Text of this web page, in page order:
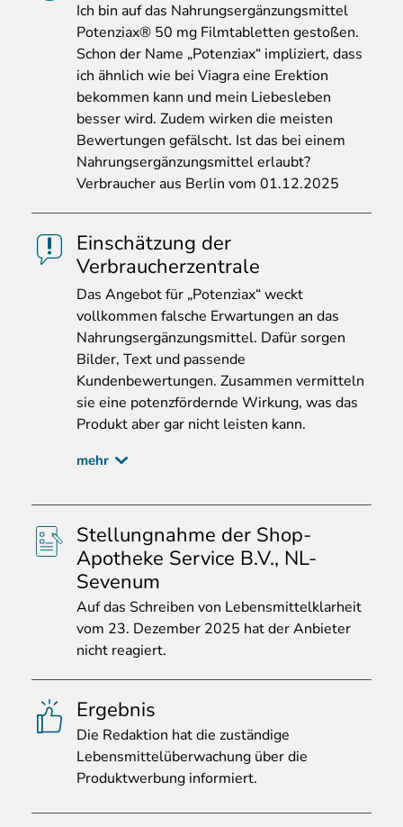
Ich bin auf das Nahrungsergänzungsmittel
Potenziax® 50 mg Filmtabletten gestoßen.
Schon der Name „Potenziax“ impliziert, dass
ich ähnlich wie bei Viagra eine Erektion
bekommen kann und mein Liebesleben
besser wird. Zudem wirken die meisten
Bewertungen gefälscht. Ist das bei einem
Nahrungsergänzungsmittel erlaubt?
Verbraucher aus Berlin vom 01.12.2025
Einschätzung der
Verbraucherzentrale
Das Angebot für „Potenziax“ weckt
vollkommen falsche Erwartungen an das
Nahrungsergänzungsmittel. Dafür sorgen
Bilder, Text und passende
Kundenbewertungen. Zusammen vermitteln
sie eine potenzfördernde Wirkung, was das
Produkt aber gar nicht leisten kann.
mehr
Stellungnahme der Shop-
Apotheke Service B.V., NL-
Sevenum
Aufdas Schreiben von Lebensmittelklarheit
vom 23. Dezember 2025 hat der Anbieter
nicht reagiert.
Ergebnis
Die Redaktion hat die zuständige
Lebensmittelüberwachung über die
Produktwerbung informiert.